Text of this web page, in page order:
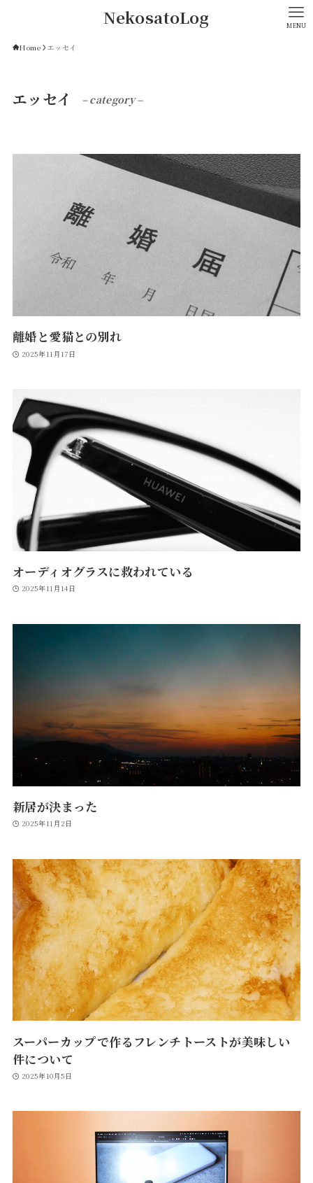
NekosatoLog MENU
Home エッセイ
エッセイ – category –
離婚と愛猫との別れ
2025年11月17日
オーディオグラスに救われている
2025年11月14日
新居が決まった
2025年11月2日
スーパーカップで作るフレンチトーストが美味しい
件について
2025年10月5日